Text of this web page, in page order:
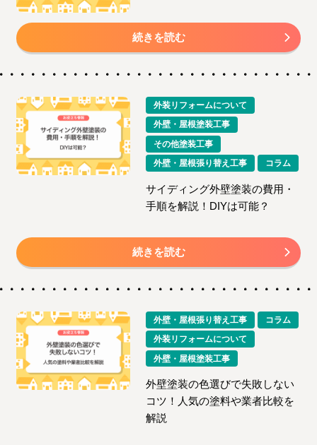
続きを読む
外装リフォームについて
外壁・屋根塗装工事
その他塗装工事
外壁・屋根張り替え工事
コラム
サイディング外壁塗装の費用・
手順を解説！DIYは可能？
続きを読む
外壁・屋根張り替え工事
コラム
外装リフォームについて
外壁・屋根塗装工事
外壁塗装の色選びで失敗しない
コツ！人気の塗料や業者比較を
解説